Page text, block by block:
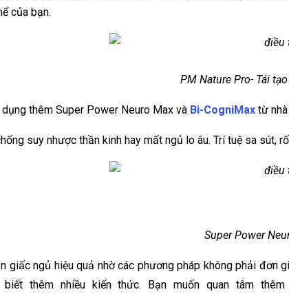
của bạn.
PM Nature Pro- Tái
thêm Super Power Neuro Max và Bi-CogniMax từ
suy nhược thần kinh hay mất ngủ lo âu. Trí tuệ sa sút,
Super Power
giấc ngủ hiệu quả nhờ các phương pháp không phải đơn
thêm nhiều kiến thức. Bạn muốn quan tâm